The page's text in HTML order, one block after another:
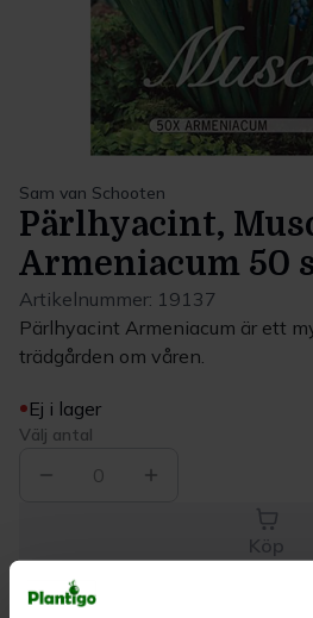
Sam van Schooten
Pärlhyacint,
Armeniacum 50
Artikelnummer: 19137
Pärlhyacint Armeniacum är ett
trädgården om våren.
Ej i lager
Välj antal
0
Köp